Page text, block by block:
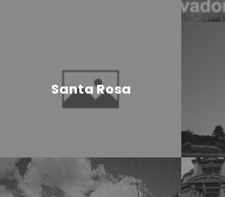
Santa Rosa